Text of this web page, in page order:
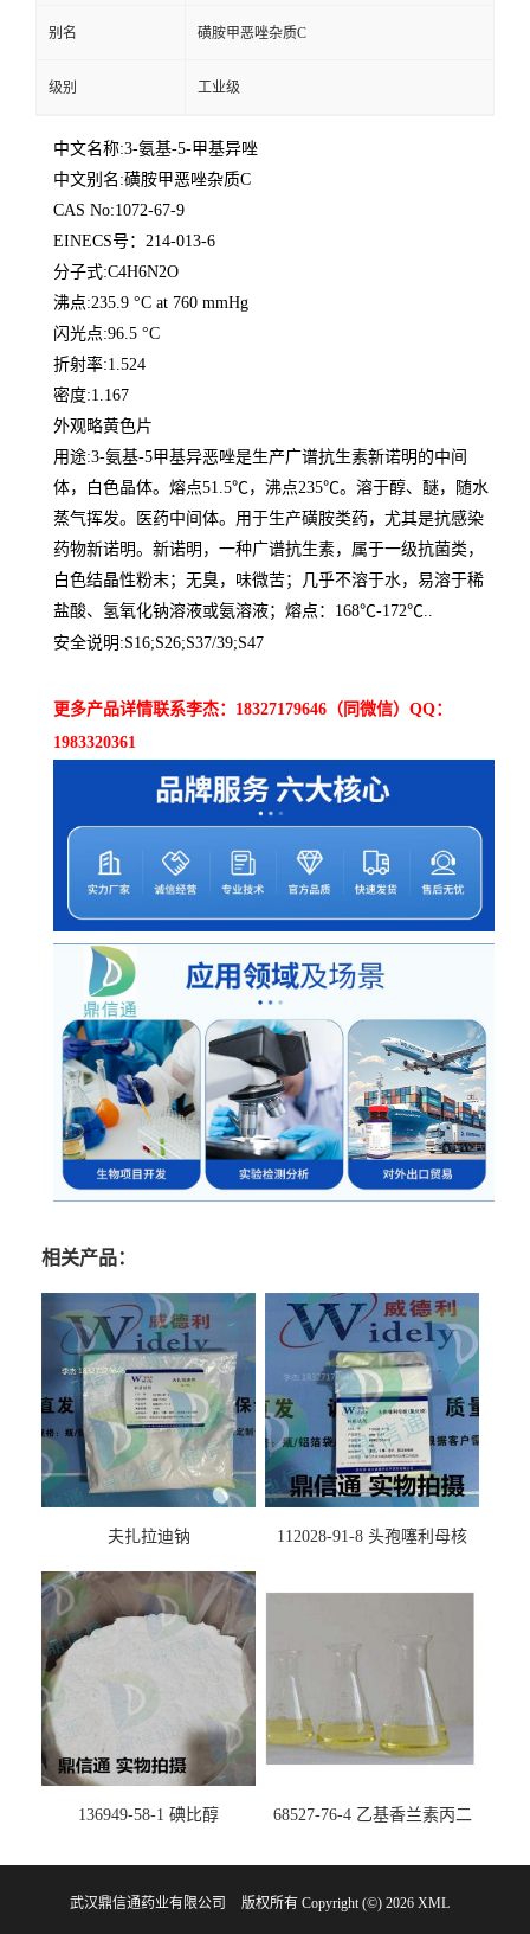
别名 磺胺甲恶唑杂质C
级别 工业级
中文名称:3-氨基-5-甲基异唑
中文别名:磺胺甲恶唑杂质C
CAS No:1072-67-9
EINECS号：214-013-6
分子式:C4H6N2O
沸点:235.9 °C at 760 mmHg
闪光点:96.5 °C
折射率:1.524
密度:1.167
外观略黄色片
用途:3-氨基-5甲基异恶唑是生产广谱抗生素新诺明的中间
体，白色晶体。熔点51.5℃，沸点235℃。溶于醇、醚，随水
蒸气挥发。医药中间体。用于生产磺胺类药，尤其是抗感染
药物新诺明。新诺明，一种广谱抗生素，属于一级抗菌类，
白色结晶性粉末；无臭，味微苦；几乎不溶于水，易溶于稀
盐酸、氢氧化钠溶液或氨溶液；熔点：168℃-172℃..
安全说明:S16;S26;S37/39;S47
更多产品详情联系李杰：18327179646（同微信）QQ：
1983320361
相关产品：
夫扎拉迪钠
112028-91-8 头孢噻利母核
136949-58-1 碘比醇
68527-76-4 乙基香兰素丙二
剂 -香精香料 -鼎信通李杰
武汉鼎信通药业有限公司 版权所有 Copyright (©) 2026 XML